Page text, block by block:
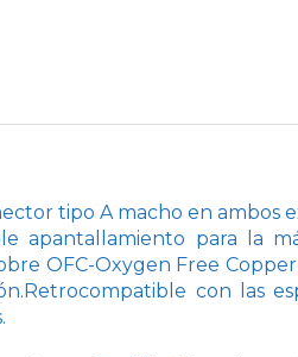
tipo A macho en ambos
apantallamiento para la
OFC-Oxygen Free
con las